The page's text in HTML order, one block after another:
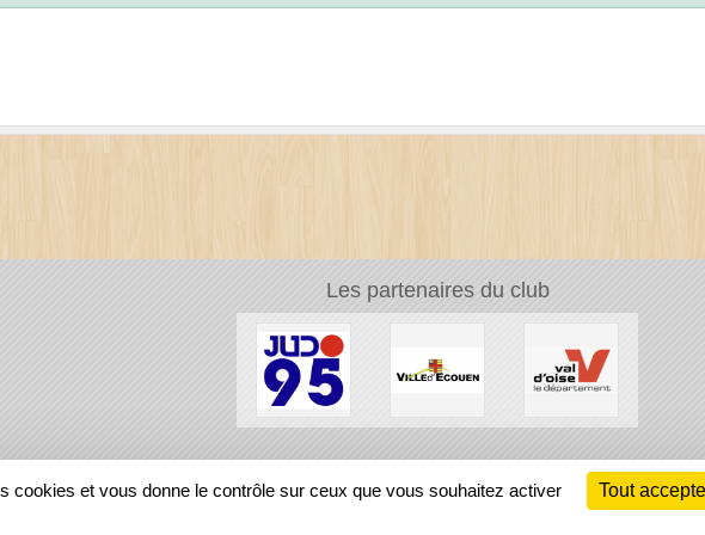
Les partenaires du club
cookies et vous donne le contrôle sur ceux que vous souhaitez activer Tout